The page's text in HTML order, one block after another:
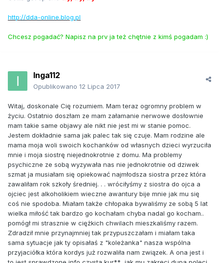
http://dda-online.blog.pl
Chcesz pogadać? Napisz na prv ja też chętnie z kimś pogadam :)
Inga112
Opublikowano 12 Lipca 2017
Witaj, doskonale Cię rozumiem. Mam teraz ogromny problem w
życiu. Ostatnio doszłam ze mam załamanie nerwowe dosłownie
mam takie same objawy ale nikt nie jest mi w stanie pomoc.
Jestem dokładnie sama jak palec tak się czuje. Mam rodzine ale
mama moja woli swoich kochanków od własnych dzieci wyrzuciła
mnie i moja siostrę niejednokrotnie z domu. Ma problemy
psychiczne ze sobą wyzywała nas nie jednokrotnie od dziwek
szmat ja musiałam się opiekować najmłodsza siostra przez która
zawaliłam rok szkoły średniej. . . wróciłyśmy z siostra do ojca a
ojciec jest alkoholikiem wieczne awantury bije mnie jak mu się
coś nie spodoba. Miałam także chłopaka bywaliśmy ze sobą 5 lat
wielka miłość tak bardzo go kochałam chyba nadal go kocham..
pomógł mi strasznie w ciężkich chwilach mieszkaliśmy razem.
Zdradził mnie przynajmniej tak przypuszczałam i miałam taka
sama sytuacje jak ty opisałaś z "koleżanka" nasza wspólna
przyjaciółka która kordys już rozwaliła nam związek. A ona jest i